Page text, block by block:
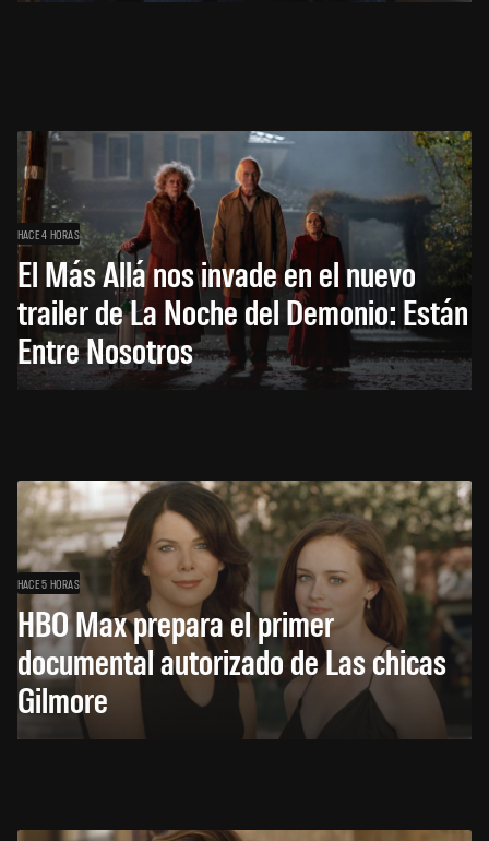
HACE 4 HORAS
El Más Allá nos invade en el nuevo
trailer de La Noche del Demonio: Están
Entre Nosotros
HACE 5 HORAS
HBO Max prepara el primer
documental autorizado de Las chicas
Gilmore